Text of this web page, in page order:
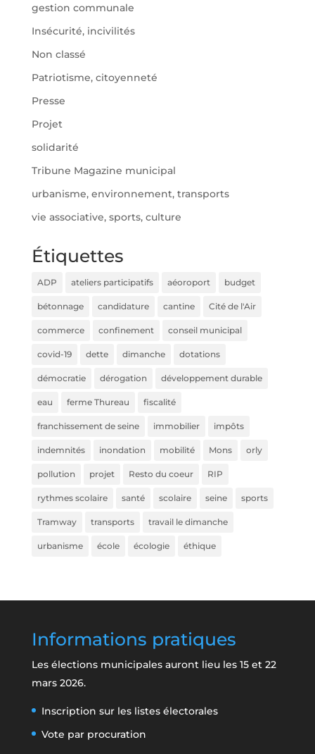
gestion communale
Insécurité, incivilités
Non classé
Patriotisme, citoyenneté
Presse
Projet
solidarité
Tribune Magazine municipal
urbanisme, environnement, transports
vie associative, sports, culture
Étiquettes
ADP ateliers participatifs aéoroport budget
bétonnage candidature cantine Cité de l'Air
commerce confinement conseil municipal
covid-19 dette dimanche dotations
démocratie dérogation développement durable
eau ferme Thureau fiscalité
franchissement de seine immobilier impôts
indemnités inondation mobilité Mons orly
pollution projet Resto du coeur RIP
rythmes scolaire santé scolaire seine sports
Tramway transports travail le dimanche
urbanisme école écologie éthique
Informations pratiques
Les élections municipales auront lieu les 15 et 22
mars 2026.
Inscription sur les listes électorales
Vote par procuration